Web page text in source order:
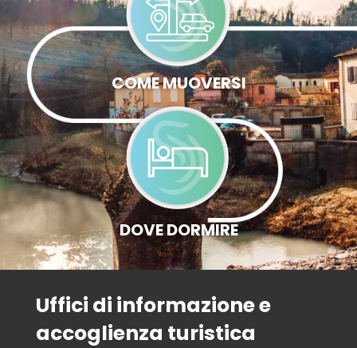
COME MUOVERSI
DOVE DORMIRE
Uffici di informazione e
accoglienza turistica